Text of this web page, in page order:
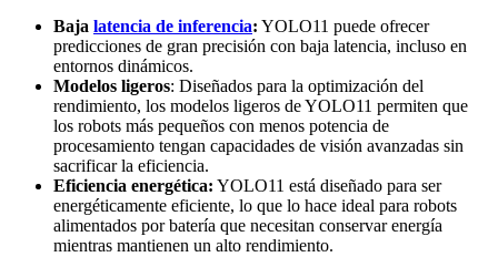
Baja latencia de inferencia: YOLO11 puede ofrecer
predicciones de gran precisión con baja latencia, incluso en
entornos dinámicos.
Modelos ligeros: Diseñados para la optimización del
rendimiento, los modelos ligeros de YOLO11 permiten que
los robots más pequeños con menos potencia de
procesamiento tengan capacidades de visión avanzadas sin
sacrificar la eficiencia.
Eficiencia energética: YOLO11 está diseñado para ser
energéticamente eficiente, lo que lo hace ideal para robots
alimentados por batería que necesitan conservar energía
mientras mantienen un alto rendimiento.